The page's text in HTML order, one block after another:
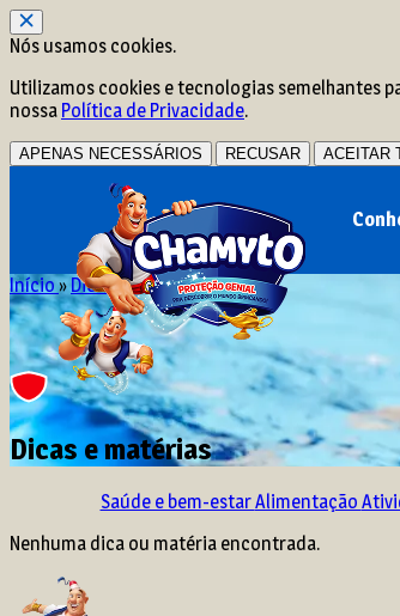
Nós usamos cookies.
Utilizamos cookies e tecnologias semelhantes
nossa Política de Privacidade.
APENAS NECESSÁRIOS RECUSAR ACEITAR
Início» Dicas e matérias
Dicas e matérias
Saúde e bem-estarAlimentação
Nenhuma dica ou matéria encontrada.